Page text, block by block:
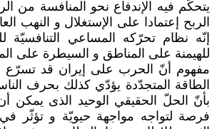
يتحكّم فيه الإندفاع نحو المنافسة من
الربح إعتمادا على الإستغلال و النهب
إنّه نظام تحرّكه المساعي التنافسيّة
للهيمنة على المناطق و السيطرة على
مفهوم أنّ الحرب على إيران قد تسرّع
الطاقة المتجدّدة يؤدّي كذلك بحرف
بأنّ الحلّ الحقيقي الوحيد الذى يمكن أن
فرصة لتواجه مواجهة حيويّة و تؤثّر في